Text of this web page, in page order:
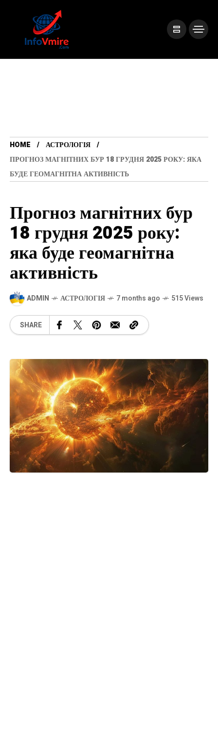
HOME
АСТРОЛОГІЯ
ПРОГНОЗ МАГНІТНИХ БУР 18 ГРУДНЯ 2025 РОКУ: ЯКА
БУДЕ ГЕОМАГНІТНА АКТИВНІСТЬ
Прогноз магнітних бур
18 грудня 2025 року:
яка буде геомагнітна
активність
ADMIN АСТРОЛОГІЯ 7 months ago 515 Views
SHARE